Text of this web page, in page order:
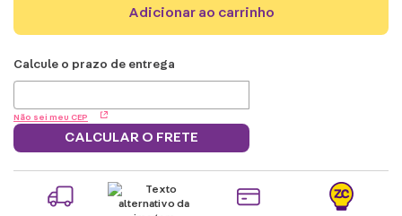
adicionar ao carrinho
Não sei meu CEP
CALCULAR O FRETE